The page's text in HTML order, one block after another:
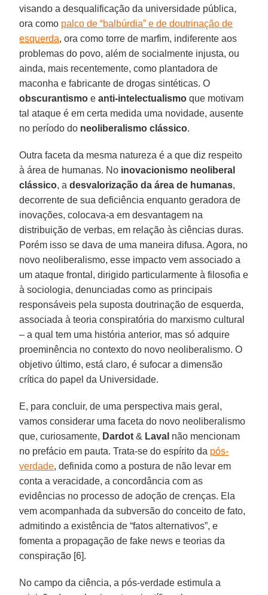
visando a desqualificação da universidade pública,
ora como palco de “balbúrdia” e de doutrinação de
esquerda, ora como torre de marfim, indiferente aos
problemas do povo, além de socialmente injusta, ou
ainda, mais recentemente, como plantadora de
maconha e fabricante de drogas sintéticas. O
obscurantismo eanti-intelectualismo que motivam
tal ataque é em certa medida uma novidade, ausente
no período do neoliberalismo clássico.
Outra faceta da mesma natureza é a que diz respeito
à área de humanas. No inovacionismo neoliberal
clássico, adesvalorização da área de humanas,
decorrente de sua deficiência enquanto geradora de
inovações, colocava-a em desvantagem na
distribuição de verbas, em relação às ciências duras.
Porém isso se dava de uma maneira difusa. Agora, no
novo neoliberalismo, esse impacto vem associado a
um ataque frontal, dirigido particularmente à filosofia e
à sociologia, denunciadas como as principais
responsáveis pela suposta doutrinação de esquerda,
associada à teoria conspiratória do marxismo cultural
– a qual tem uma história anterior, mas só adquire
proeminência no contexto do novo neoliberalismo. O
objetivo último, está claro, é sufocar a dimensão
crítica do papel da Universidade.
E, para concluir, de uma perspectiva mais geral,
vamos considerar uma faceta do novo neoliberalismo
que, curiosamente, Dardot & Laval não mencionam
no prefácio em pauta. Trata-se do espírito da pós-
verdade, definida como a postura de não levar em
conta a veracidade, a concordância com as
evidências no processo de adoção de crenças. Ela
vem acompanhada da subversão do conceito de fato,
admitindo a existência de “fatos alternativos”, e
fomenta a propagação de fake news e teorias da
conspiração [6].
No campo da ciência, a pós-verdade estimula a